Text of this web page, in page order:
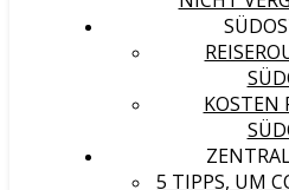
KOSTEN
5 TIPPS, UM